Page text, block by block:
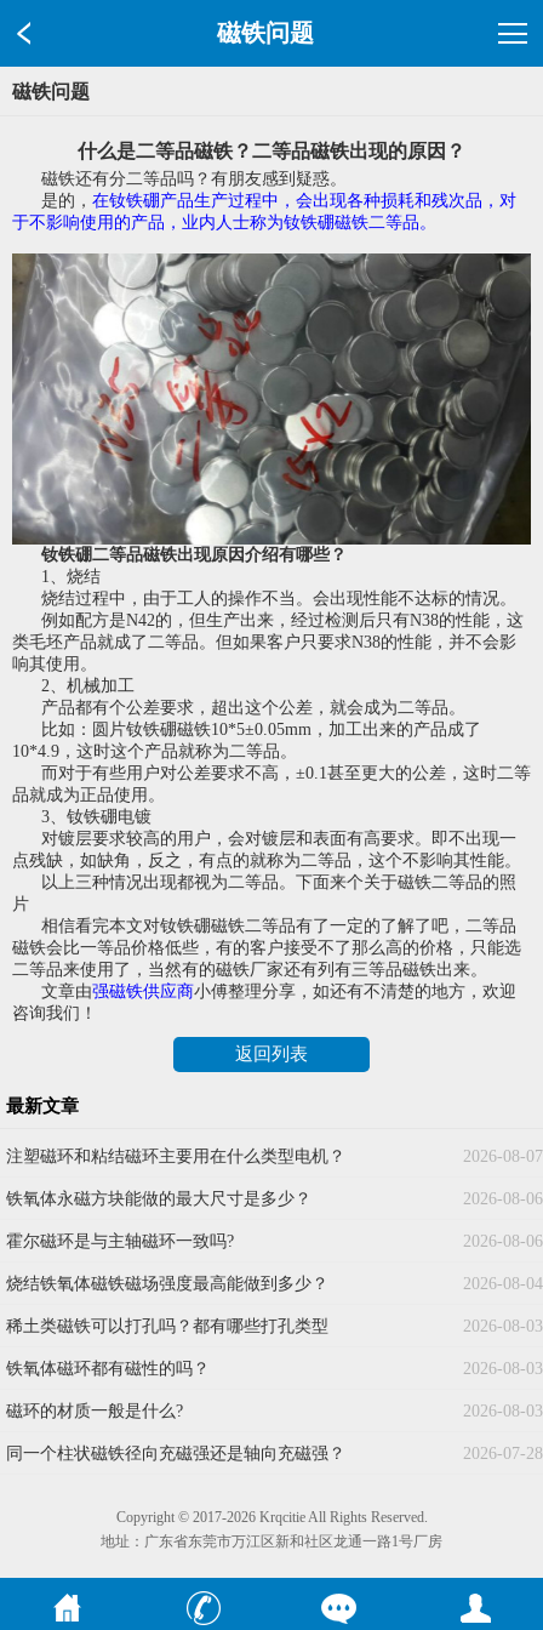
磁铁问题
磁铁问题
什么是二等品磁铁？二等品磁铁出现的原因？
磁铁还有分二等品吗？有朋友感到疑惑。
是的， 在钕铁硼产品生产过程中，会出现各种损耗和残次品，对
于不影响使用的产品，业内人士称为钕铁硼磁铁二等品。
钕铁硼二等品磁铁出现原因介绍有哪些？
1、烧结
烧结过程中，由于工人的操作不当。会出现性能不达标的情况。
例如配方是N42的，但生产出来，经过检测后只有N38的性能，这
类毛坯产品就成了二等品。但如果客户只要求N38的性能，并不会影
响其使用。
2、机械加工
产品都有个公差要求，超出这个公差，就会成为二等品。
比如：圆片钕铁硼磁铁10*5±0.05mm，加工出来的产品成了
10*4.9，这时这个产品就称为二等品。
而对于有些用户对公差要求不高，±0.1甚至更大的公差，这时二等
品就成为正品使用。
3、钕铁硼电镀
对镀层要求较高的用户，会对镀层和表面有高要求。即不出现一
点残缺，如缺角，反之，有点的就称为二等品，这个不影响其性能。
以上三种情况出现都视为二等品。下面来个关于磁铁二等品的照
片
相信看完本文对钕铁硼磁铁二等品有了一定的了解了吧，二等品
磁铁会比一等品价格低些， 有的客户接受不了那么高的价格，只能选
二等品来使用了，当然有的磁铁厂家还有列有三等品磁铁出来。
文章由强磁铁供应商小傅整理分享，如还有不清楚的地方，欢迎
咨询我们！
返回列表
最新文章
2026-08-07
注塑磁环和粘结磁环主要用在什么类型电机？
2026-08-06
铁氧体永磁方块能做的最大尺寸是多少？
2026-08-06
霍尔磁环是与主轴磁环一致吗?
2026-08-04
烧结铁氧体磁铁磁场强度最高能做到多少？
2026-08-03
稀土类磁铁可以打孔吗？都有哪些打孔类型
2026-08-03
铁氧体磁环都有磁性的吗？
2026-08-03
磁环的材质一般是什么?
2026-07-28
同一个柱状磁铁径向充磁强还是轴向充磁强？
Copyright © 2017-2026 Krqcitie All Rights Reserved.
地址：广东省东莞市万江区新和社区龙通一路1号厂房